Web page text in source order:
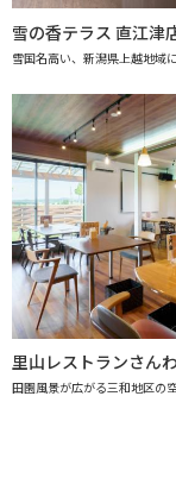
雪の香テラス 直江津
雪国名高い、新潟県上越地域
里山レストランさんわ
田園風景が広がる三和地区の